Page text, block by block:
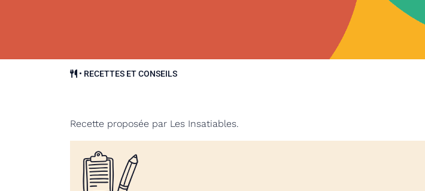
• RECETTES ET CONSEILS
Recette proposée par Les Insatiables.